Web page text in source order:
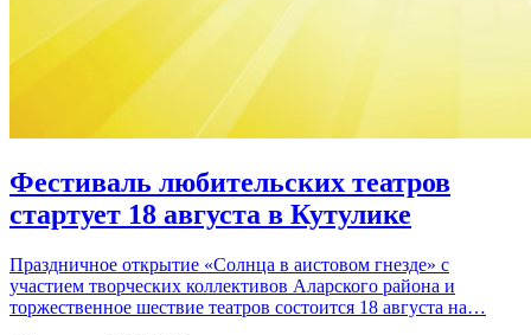
Фестиваль любительских театров
стартует 18 августа в Кутулике
Праздничное открытие «Солнца в аистовом гнезде» с
участием творческих коллективов Аларского района и
торжественное шествие театров состоится 18 августа на…